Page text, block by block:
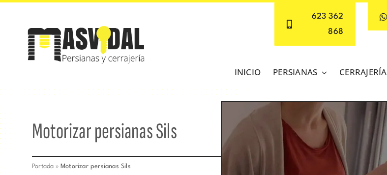
contenido
623 362
868
INICIO PERSIANAS CERRAJERÍA
Motorizar persianas Sils
Portada » Motorizar persianas Sils